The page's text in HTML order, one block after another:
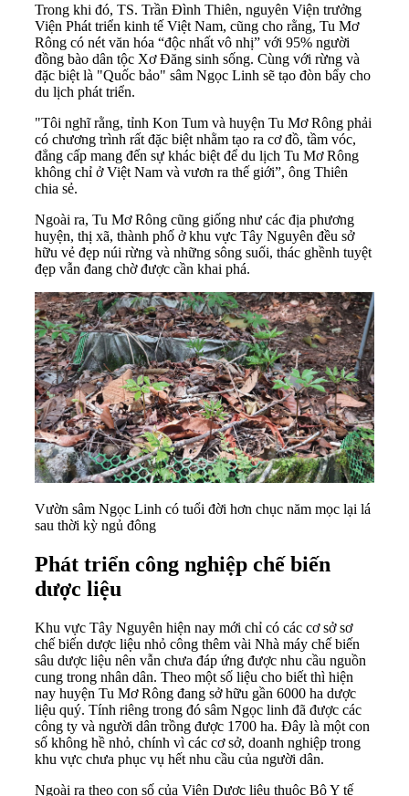
Trong khi đó, TS. Trần Đình Thiên, nguyên Viện trưởng
Viện Phát triển kinh tế Việt Nam, cũng cho rằng, Tu Mơ
Rông có nét văn hóa “độc nhất vô nhị” với 95% người
đồng bào dân tộc Xơ Đăng sinh sống. Cùng với rừng và
đặc biệt là "Quốc bảo" sâm Ngọc Linh sẽ tạo đòn bẩy cho
du lịch phát triển.
"Tôi nghĩ rằng, tỉnh Kon Tum và huyện Tu Mơ Rông phải
có chương trình rất đặc biệt nhằm tạo ra cơ đồ, tầm vóc,
đẳng cấp mang đến sự khác biệt để du lịch Tu Mơ Rông
không chỉ ở Việt Nam và vươn ra thế giới”, ông Thiên
chia sẻ.
Ngoài ra, Tu Mơ Rông cũng giống như các địa phương
huyện, thị xã, thành phố ở khu vực Tây Nguyên đều sở
hữu vẻ đẹp núi rừng và những sông suối, thác ghềnh tuyệt
đẹp vẫn đang chờ được cần khai phá.
Vườn sâm Ngọc Linh có tuổi đời hơn chục năm mọc lại lá
sau thời kỳ ngủ đông
Phát triển công nghiệp chế biến
dược liệu
Khu vực Tây Nguyên hiện nay mới chỉ có các cơ sở sơ
chế biến dược liệu nhỏ công thêm vài Nhà máy chế biến
sâu dược liệu nên vẫn chưa đáp ứng được nhu cầu nguồn
cung trong nhân dân. Theo một số liệu cho biết thì hiện
nay huyện Tu Mơ Rông đang sở hữu gần 6000 ha dược
liệu quý. Tính riêng trong đó sâm Ngọc linh đã được các
công ty và người dân trồng được 1700 ha. Đây là một con
số không hề nhỏ, chính vì các cơ sở, doanh nghiệp trong
khu vực chưa phục vụ hết nhu cầu của người dân.
Ngoài ra theo con số của Viện Dược liệu thuộc Bộ Y tế